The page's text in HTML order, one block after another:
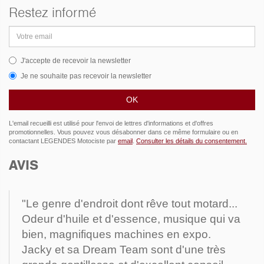
Restez informé
email
J'accepte de recevoir la newsletter
Je ne souhaite pas recevoir la newsletter
L'email recueilli est utilisé pour l'envoi de lettres d'informations et d'offres
promotionnelles. Vous pouvez vous désabonner dans ce même formulaire ou en
contactant LEGENDES Motociste par email . Consulter les détails du consentement.
AVIS
"Le genre d'endroit dont rêve tout motard...
Odeur d'huile et d'essence, musique qui va
bien, magnifiques machines en expo.
Jacky et sa Dream Team sont d'une très